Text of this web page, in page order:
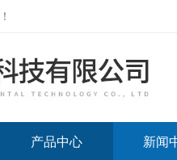
！
产品中心 新闻